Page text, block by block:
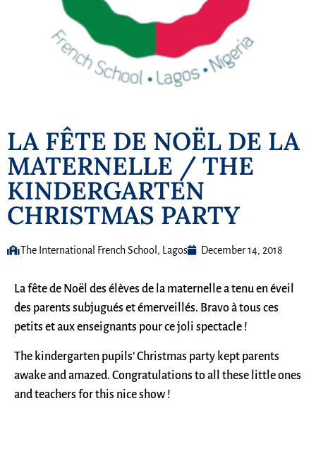
LA FÊTE DE NOËL DE LA
MATERNELLE / THE
KINDERGARTEN
CHRISTMAS PARTY
The International French School, Lagos December 14, 2018
La fête de Noël des élèves de la maternelle a tenu en éveil
des parents subjugués et émerveillés. Bravo à tous ces
petits et aux enseignants pour ce joli spectacle !
The kindergarten pupils’ Christmas party kept parents
awake and amazed. Congratulations to all these little ones
and teachers for this nice show !